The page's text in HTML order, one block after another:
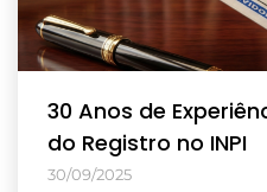
30 Anos de
do Registro no INPI
30/09/2025